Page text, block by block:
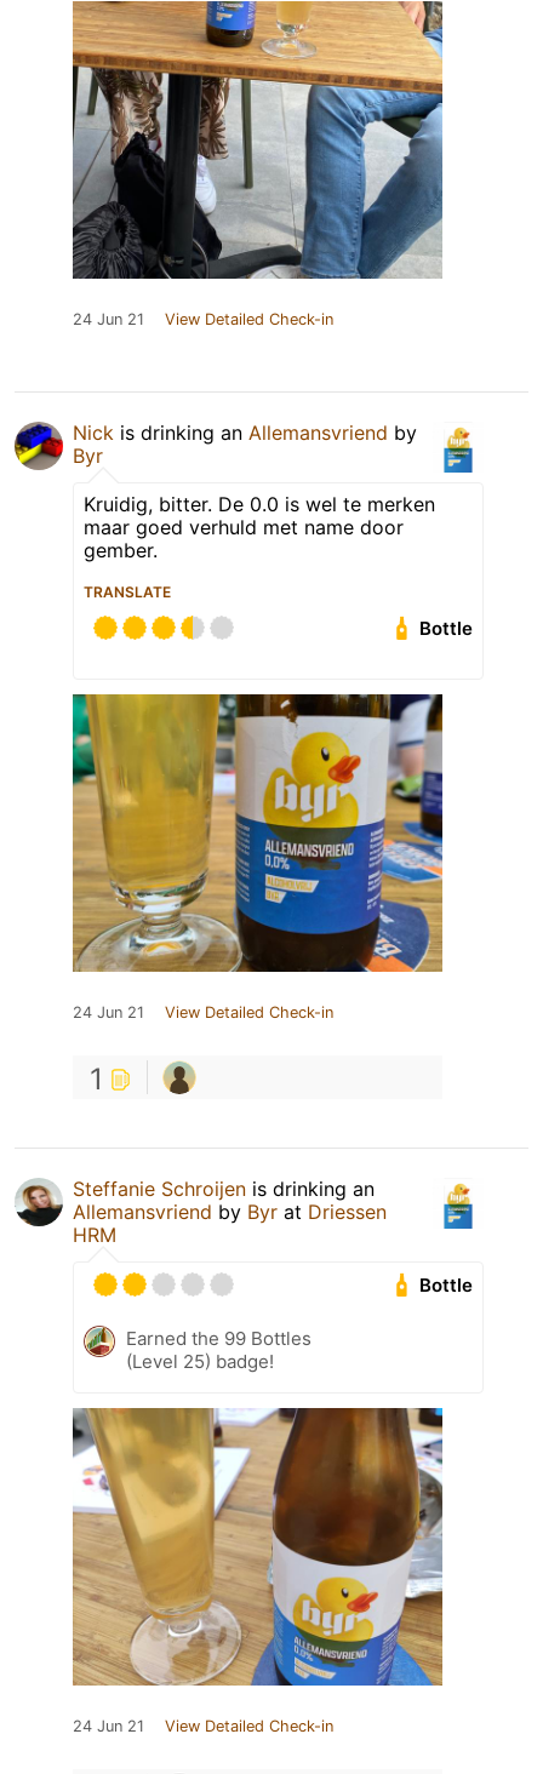
24 Jun 21 View Detailed Check-in
Nick is drinking an Allemansvriend by
Byr
Kruidig, bitter. De 0.0 is wel te merken
maar goed verhuld met name door
gember.
TRANSLATE
Bottle
24 Jun 21 View Detailed Check-in
1
Steffanie Schroijen is drinking an
Allemansvriend by Byr at Driessen
HRM
Bottle
Earned the 99 Bottles
(Level 25) badge!
24 Jun 21 View Detailed Check-in